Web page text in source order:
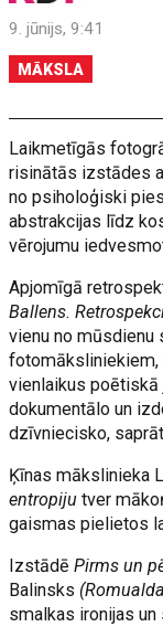
9. jūnijs, 9:41
MĀKSLA
Laikmetīgās
risinātās izstādes
no psiholoģiski
abstrakcijas līdz
vērojumu
Apjomīgā
Ballens.
vienu no mūsdienu
fotomāksliniekiem,
vienlaikus poētiskā
dokumentālo un
dzīvniecisko,
Ķīnas mākslinieka
entropiju tver
gaismas pielietos
IzstādēPirms un
Balinsks
smalkas ironijas